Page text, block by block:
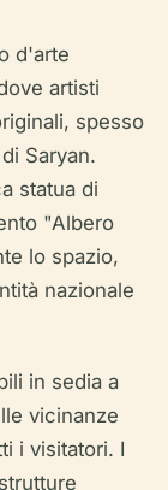
d'arte
artisti
spesso
Saryan.
statua di
"Albero
lo spazio,
nazionale
in sedia a
vicinanze
i visitatori. I